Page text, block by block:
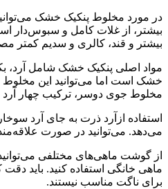
در مورد مخلوط پنکیک خشک
بیشتر، از غلات کامل و سبوس‌دار
بیشتر و قند، کالری و سدیم کمتر
مواد اصلی پنکیک خشک شامل آرد،
خشک است اما می‌توانید این مخلوط
مخلوط جوی دوسر، ترکیب چهار آرد
استفاده ازآرد ذرت به جای آرد
می‌دهد. می‌توانید در صورت
از گوشت ماهی‌های مختلفی
ماهی خانگی استفاده کنید. باید دقت
برای ناگت مناسب نیستند.